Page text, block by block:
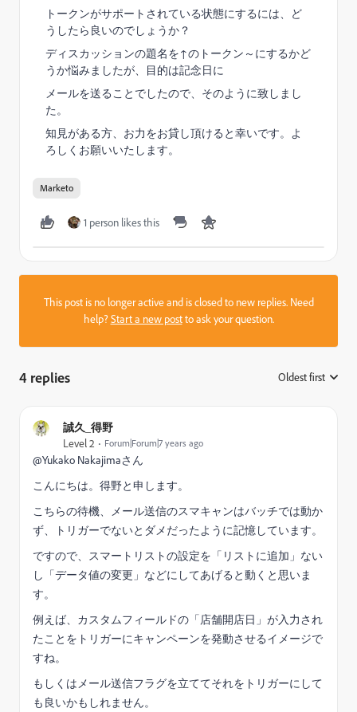
トークンがサポートされている状態にするには、ど
うしたら良いのでしょうか？
ディスカッションの題名を↑のトークン～にするかど
うか悩みましたが、目的は記念日に
メールを送ることでしたので、そのように致しまし
た。
知見がある方、お力をお貸し頂けると幸いです。よ
ろしくお願いいたします。
Marketo
1 person likes this
This post is no longer active and is closed to new replies. Need
help?Start a new postto ask your question.
4 replies Oldest first
誠久_得野
Level 2 Forum|Forum|7 years ago
@Yukako Nakajima​さん
こんにちは。得野と申します。
こちらの待機、メール送信のスマキャンはバッチでは動か
ず、トリガーでないとダメだったように記憶しています。
ですので、スマートリストの設定を「リストに追加」ない
し「データ値の変更」などにしてあげると動くと思いま
す。
例えば、カスタムフィールドの「店舗開店日」が入力され
たことをトリガーにキャンペーンを発動させるイメージで
すね。
もしくはメール送信フラグを立ててそれをトリガーにして
も良いかもしれません。